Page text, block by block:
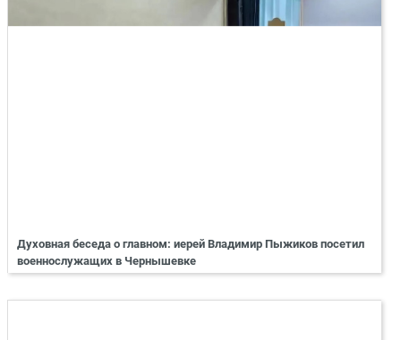
Духовная беседа о главном: иерей Владимир Пыжиков посетил
военнослужащих в Чернышевке